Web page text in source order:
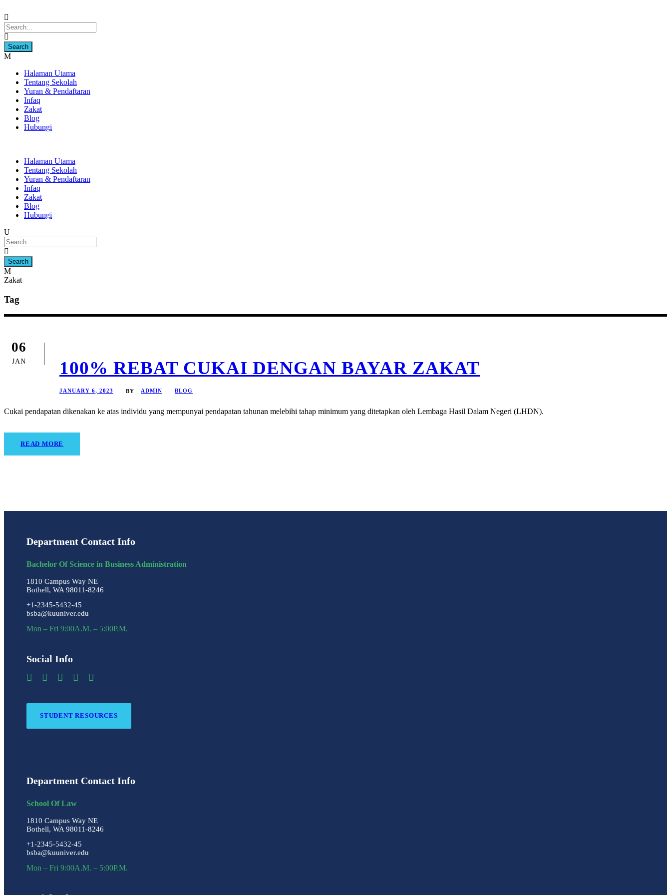
Halaman Utama
Tentang Sekolah
Yuran & Pendaftaran
Infaq
Zakat
Blog
Hubungi
Halaman Utama
Tentang Sekolah
Yuran & Pendaftaran
Infaq
Zakat
Blog
Hubungi
Zakat
Tag
06
JAN 100% REBAT CUKAI DENGAN BAYAR ZAKAT
JANUARY 6, 2023 BY ADMIN BLOG
Cukai pendapatan dikenakan ke atas individu yang mempunyai pendapatan tahunan melebihi tahap minimum yang ditetapkan oleh Lembaga Hasil Dalam Negeri (LHDN).
READ MORE
Department Contact Info
Bachelor Of Science in Business Administration
1810 Campus Way NE
Bothell, WA 98011-8246
+1-2345-5432-45
bsba@kuuniver.edu
Mon – Fri 9:00A.M. – 5:00P.M.
Social Info
STUDENT RESOURCES
Department Contact Info
School Of Law
1810 Campus Way NE
Bothell, WA 98011-8246
+1-2345-5432-45
bsba@kuuniver.edu
Mon – Fri 9:00A.M. – 5:00P.M.